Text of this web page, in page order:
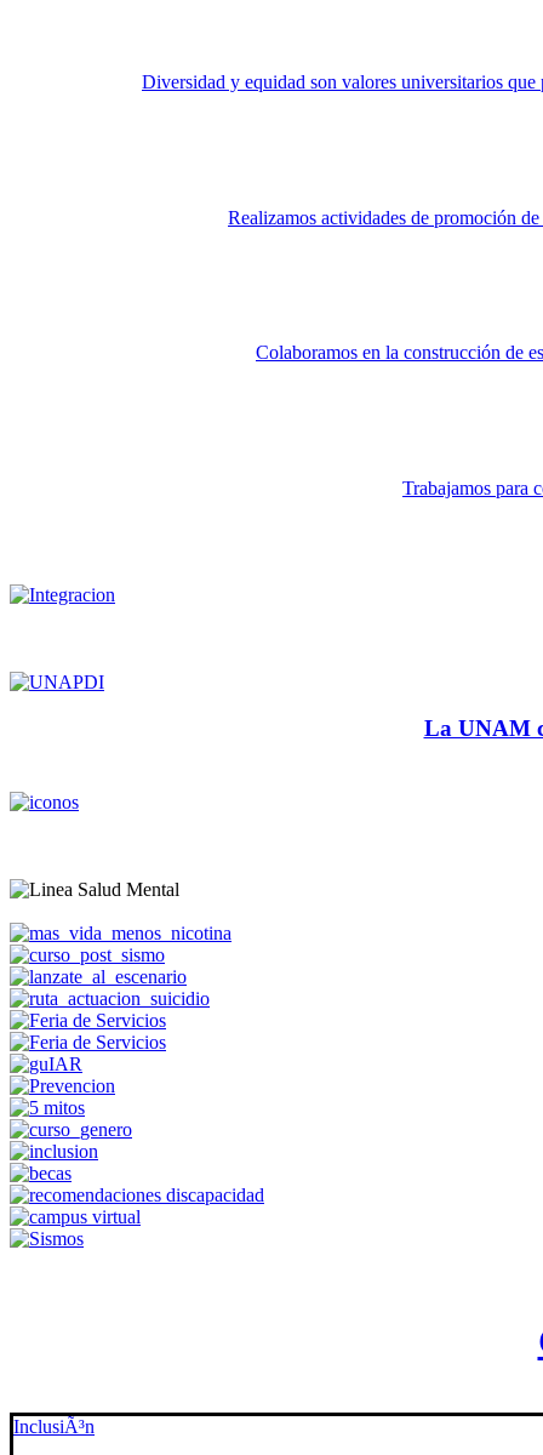
Diversidad y equidad son valores universitarios que
Realizamos actividades de promoción
Colaboramos en la construcción de
Trabajamos para
La UNAM
InclusiÃ³n